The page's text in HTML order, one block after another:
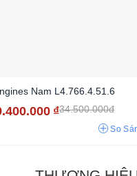
Nam L4.766.4.51.6
₫34.500.000đ
So